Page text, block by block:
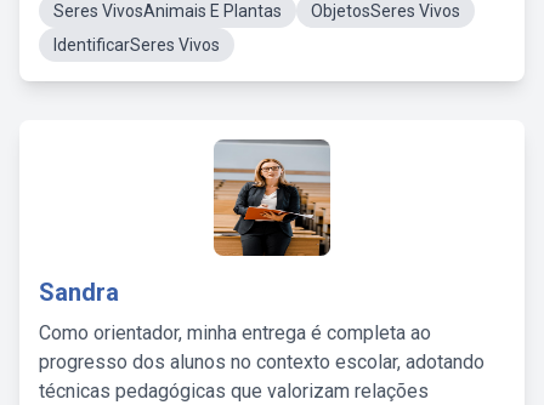
Seres VivosAnimais E Plantas
ObjetosSeres Vivos
IdentificarSeres Vivos
Sandra
Como orientador, minha entrega é completa ao
progresso dos alunos no contexto escolar, adotando
técnicas pedagógicas que valorizam relações